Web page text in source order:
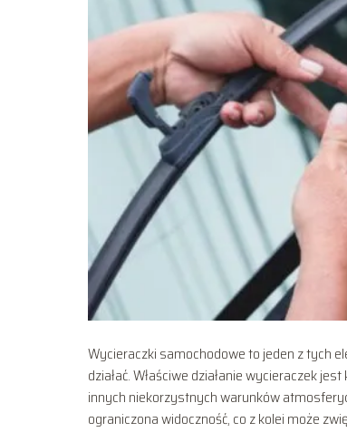
Wycieraczki samochodowe to jeden z tych
działać. Właściwe działanie wycieraczek
innych niekorzystnych warunków
ograniczona widoczność, co z kolei może